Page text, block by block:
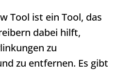
Tool ist ein Tool, das
dabei hilft,
zu
zu entfernen. Es gibt